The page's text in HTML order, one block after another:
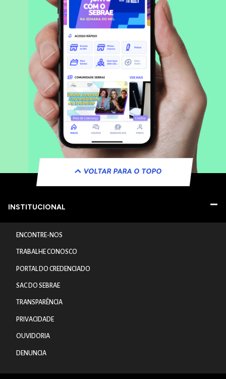
VOLTAR PARA O TOPO
INSTITUCIONAL
ENCONTRE-NOS
TRABALHE CONOSCO
PORTAL DO CREDENCIADO
SAC DO SEBRAE
TRANSPARÊNCIA
PRIVACIDADE
OUVIDORIA
DENUNCIA